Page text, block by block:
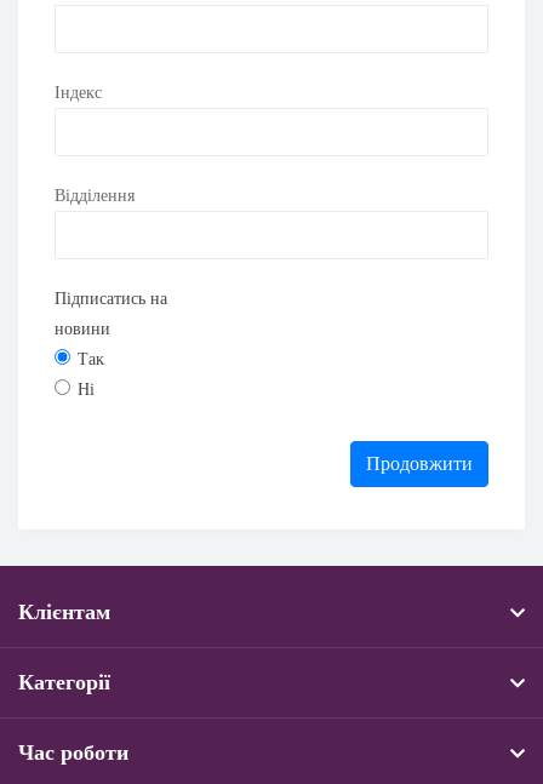
Індекс
Відділення
Підписатись на
новини
Так
Ні
Продовжити
Клієнтам
Категорії
Час роботи